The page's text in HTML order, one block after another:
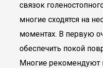
связок
многие сходятся на
моментах. В первую
обеспечить покой
Многие рекомендуют